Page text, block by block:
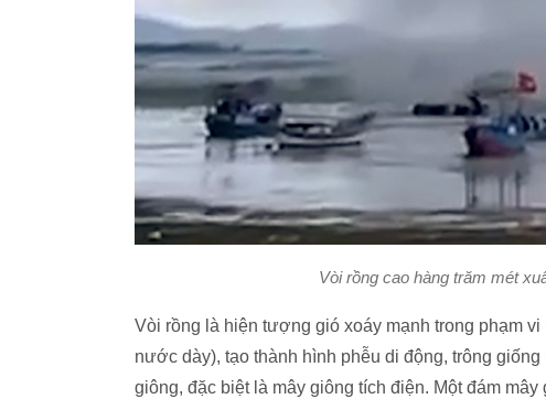
Vòi rồng cao hàng trăm mét
Vòi rồng là hiện tượng gió xoáy mạnh trong phạm
nước dày), tạo thành hình phễu di động, trông
giông, đặc biệt là mây giông tích điện. Một đám